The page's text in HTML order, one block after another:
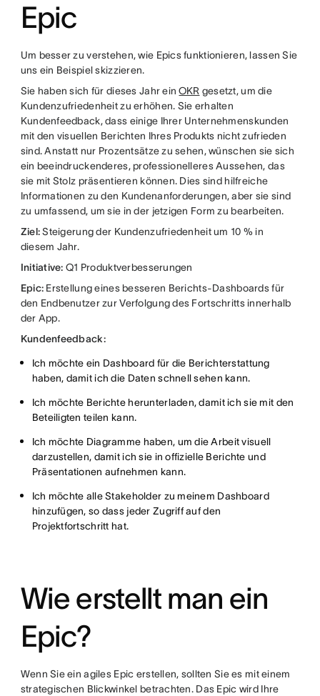
Epic
Um besser zu verstehen, wie Epics funktionieren, lassen Sie
uns ein Beispiel skizzieren.
Sie haben sich für dieses Jahr einOKR gesetzt, um die
Kundenzufriedenheit zu erhöhen. Sie erhalten
Kundenfeedback, dass einige Ihrer Unternehmenskunden
mit den visuellen Berichten Ihres Produkts nicht zufrieden
sind. Anstatt nur Prozentsätze zu sehen, wünschen sie sich
ein beeindruckenderes, professionelleres Aussehen, das
sie mit Stolz präsentieren können. Dies sind hilfreiche
Informationen zu den Kundenanforderungen, aber sie sind
zu umfassend, um sie in der jetzigen Form zu bearbeiten.
Ziel:Steigerung der Kundenzufriedenheit um 10 % in
diesem Jahr.
Initiative:Q1 Produktverbesserungen
Epic: Erstellung eines besseren Berichts-Dashboards für
den Endbenutzer zur Verfolgung des Fortschritts innerhalb
der App.
Kundenfeedback:
Ich möchte ein Dashboard für die Berichterstattung
haben, damit ich die Daten schnell sehen kann.
Ich möchte Berichte herunterladen, damit ich sie mit den
Beteiligten teilen kann.
Ich möchte Diagramme haben, um die Arbeit visuell
darzustellen, damit ich sie in offizielle Berichte und
Präsentationen aufnehmen kann.
Ich möchte alle Stakeholder zu meinem Dashboard
hinzufügen, so dass jeder Zugriff auf den
Projektfortschritt hat.
Wie erstellt man ein
Epic?
Wenn Sie ein agiles Epic erstellen, sollten Sie es mit einem
strategischen Blickwinkel betrachten. Das Epic wird Ihre